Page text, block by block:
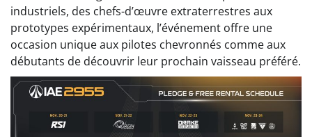
industriels, des chefs-d’œuvre extraterrestres aux
prototypes expérimentaux, l’événement offre une
occasion unique aux pilotes chevronnés comme aux
débutants de découvrir leur prochain vaisseau préféré.